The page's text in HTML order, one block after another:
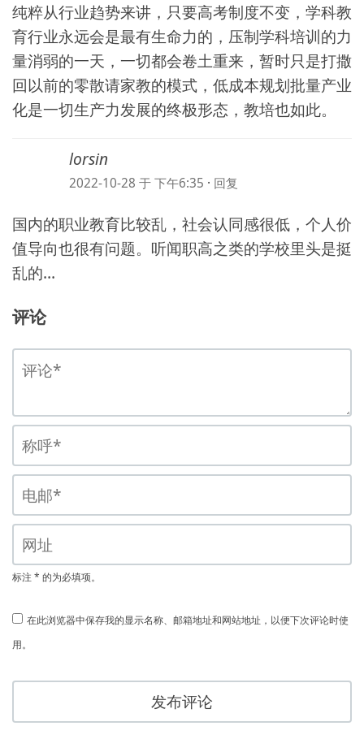
纯粹从行业趋势来讲，只要高考制度不变，学科教
育行业永远会是最有生命力的，压制学科培训的力
量消弱的一天，一切都会卷土重来，暂时只是打撒
回以前的零散请家教的模式，低成本规划批量产业
化是一切生产力发展的终极形态，教培也如此。
lorsin
2022-10-28 于 下午6:35 · 回复
国内的职业教育比较乱，社会认同感很低，个人价
值导向也很有问题。听闻职高之类的学校里头是挺
乱的…
评论
标注 * 的为必填项。
在此浏览器中保存我的显示名称、邮箱地址和网站地址，以便下次评论时使
用。